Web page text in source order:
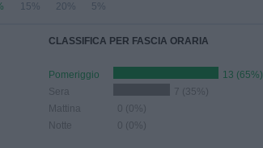
15% 20% 5%
CLASSIFICA PER FASCIA ORARIA
Pomeriggio
13 (65%)
Sera
7 (35%)
Mattina
0 (0%)
Notte
0 (0%)